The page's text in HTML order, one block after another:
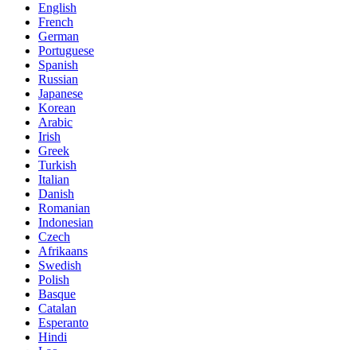
English
French
German
Portuguese
Spanish
Russian
Japanese
Korean
Arabic
Irish
Greek
Turkish
Italian
Danish
Romanian
Indonesian
Czech
Afrikaans
Swedish
Polish
Basque
Catalan
Esperanto
Hindi